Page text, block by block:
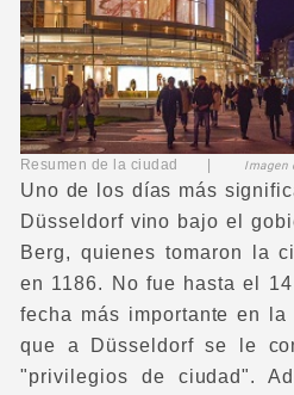
Resumen de la ciudad | Imagen
Uno de los días más
Düsseldorf vino bajo el
Berg, quienes tomaron la
en 1186. No fue hasta el
fecha más importante en
que a Düsseldorf se le
"privilegios de ciudad".